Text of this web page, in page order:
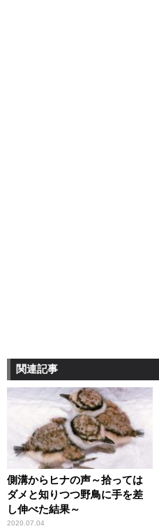
関連記事
側溝からヒナの声～拾っては
ダメと知りつつ野鳥に手を差
し伸べた結果～
2020.07.04